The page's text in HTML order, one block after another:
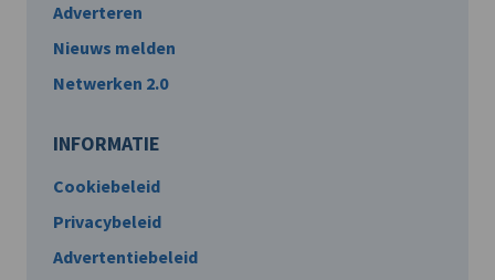
Adverteren
Nieuws melden
Netwerken 2.0
INFORMATIE
Cookiebeleid
Privacybeleid
Advertentiebeleid